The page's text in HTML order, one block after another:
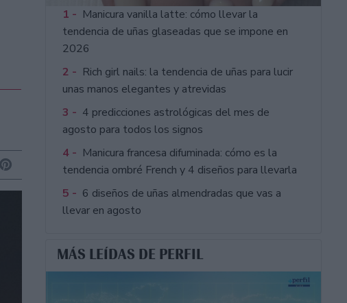
1 - Manicura vanilla latte: cómo llevar la
tendencia de uñas glaseadas que se impone en
2026
2 - Rich girl nails: la tendencia de uñas para lucir
unas manos elegantes y atrevidas
3 - 4 predicciones astrológicas del mes de
agosto para todos los signos
4 - Manicura francesa difuminada: cómo es la
tendencia ombré French y 4 diseños para llevarla
5 - 6 diseños de uñas almendradas que vas a
llevar en agosto
MÁS LEÍDAS DE PERFIL